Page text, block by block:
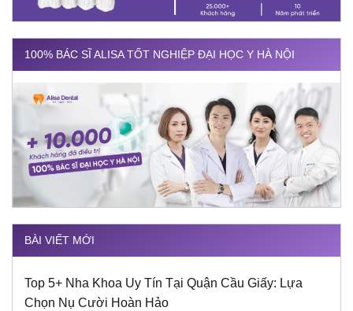
100% BÁC SĨ ALISA TỐT NGHIỆP ĐẠI HỌC Y HÀ NỘI
BÀI VIẾT MỚI
Top 5+ Nha Khoa Uy Tín Tại Quận Cầu Giấy: Lựa
Chọn Nụ Cười Hoàn Hảo